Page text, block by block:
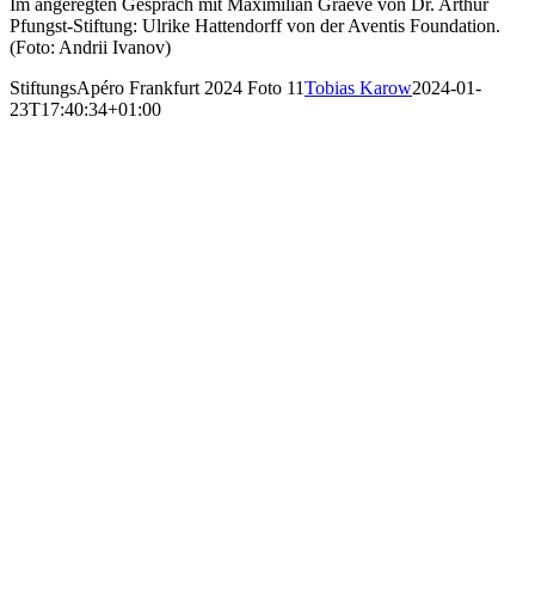
Pfungst-Stiftung: Ulrike Hattendorff von der Aventis Foundation.
(Foto: Andrii Ivanov)
StiftungsApéro Frankfurt 2024 Foto 11Tobias Karow2024-01-
23T17:40:34+01:00